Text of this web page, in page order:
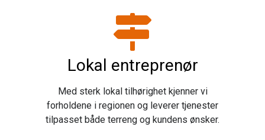
Lokal entreprenør
Med sterk lokal tilhørighet kjenner vi
forholdene i regionen og leverer tjenester
tilpasset både terreng og kundens ønsker.